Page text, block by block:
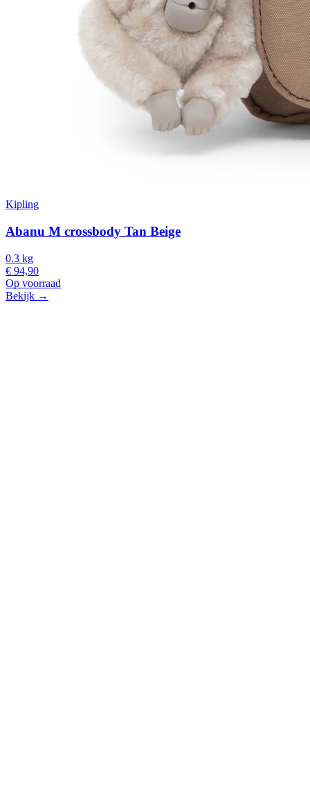
Kipling
Abanu M crossbody Tan Beige
0.3 kg
€ 94,90
Op voorraad
Bekijk →